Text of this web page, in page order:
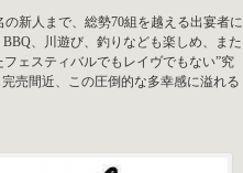
新人まで、総勢70組を越える出宴者に
、川遊び、釣りなども楽しめ、また
ェスティバルでもレイヴでもない”究
売間近、この圧倒的な多幸感に溢れる